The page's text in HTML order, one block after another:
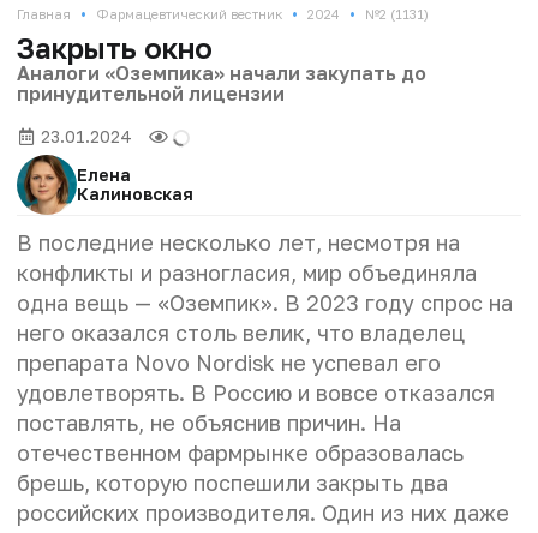
Главная • Фармацевтический вестник • 2024 • №2 (1131)
Закрыть окно
Аналоги «Оземпика» начали закупать до
принудительной лицензии
23.01.2024
Елена
Калиновская
В последние несколько лет, несмотря на
конфликты и разногласия, мир объединяла
одна вещь — «Оземпик». В 2023 году спрос на
него оказался столь велик, что владелец
препарата Novo Nordisk не успевал его
удовлетворять. В Россию и вовсе отказался
поставлять, не объяснив причин. На
отечественном фармрынке образовалась
брешь, которую поспешили закрыть два
российских производителя. Один из них даже